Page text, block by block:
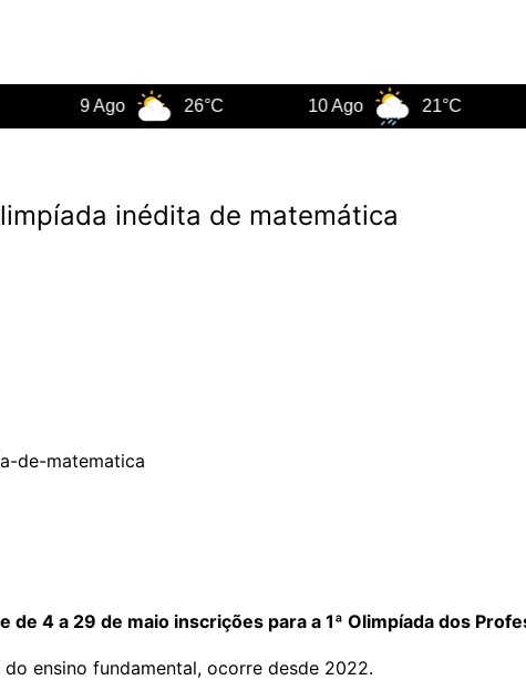
26°C 21°C
inédita de matemática
de 4 a 29 de maio inscrições para a 1ª Olimpíada dos
ensino fundamental, ocorre desde 2022.